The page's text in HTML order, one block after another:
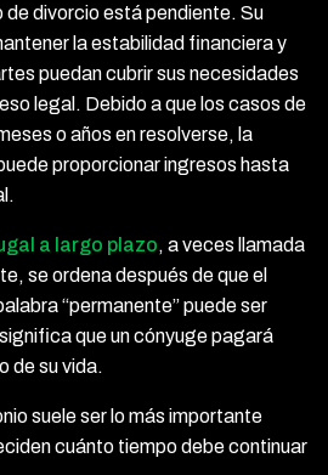
de divorcio está pendiente. Su
la estabilidad financiera y
puedan cubrir sus necesidades
legal. Debido a que los casos de
o años en resolverse, la
proporcionar ingresos hasta
a largo plazo, a veces llamada
se ordena después de que el
“permanente” puede ser
que un cónyuge pagará
de su vida.
suele ser lo más importante
cuánto tiempo debe continuar